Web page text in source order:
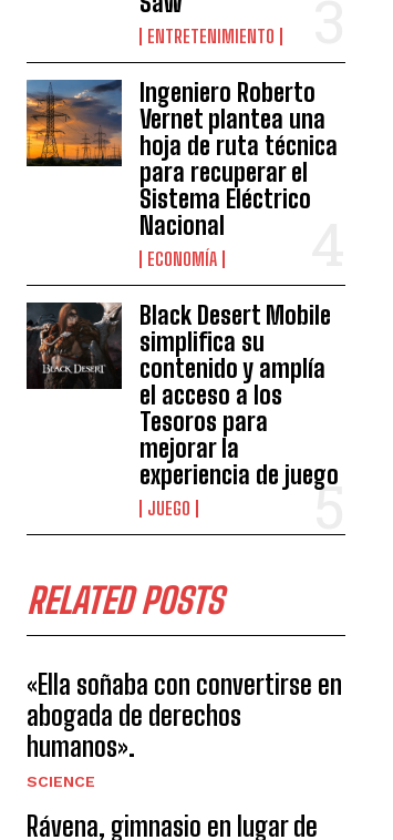
ENTRETENIMIENTO
Ingeniero Roberto
Vernet plantea una
hoja de ruta técnica
para recuperar el
Sistema Eléctrico
Nacional
ECONOMÍA
Black Desert Mobile
simplifica su
contenido y amplía
el acceso a los
Tesoros para
mejorar la
experiencia de juego
JUEGO
RELATED POSTS
«Ella soñaba con convertirse en
abogada de derechos
humanos».
SCIENCE
Rávena, gimnasio en lugar de